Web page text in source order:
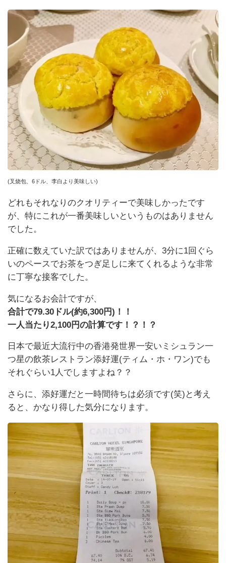
(叉烧包、6ドル、李白より美味しい)
どれもそれなりのクオリティーで美味しかったです
が、特にこれが一番美味しいというものはありません
でした。
正確に数えていた訳ではありませんが、3分に1回ぐら
いのペースでお茶をつぎ足しに来てくれるような非常
に丁寧な接客でした。
気になるお会計ですが、
合計で79.30ドル(約6,300円)！！
一人当たり2,100円の計算です！？！？
日本で最近大流行中の香港発世界一安いミシュラン一
つ星の飲茶レストラン添好運(ティム・ホ・ワン)でも
それぐらい1人でしますよね？？
さらに、添好運だと一時間待ちは必須です(笑)と考え
ると、かなり得した気分になります。